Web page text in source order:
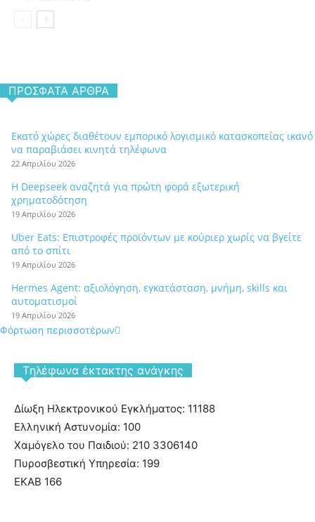
ΠΡΌΣΦΑΤΑ ΆΡΘΡΑ
Εκατό χώρες διαθέτουν εμπορικό λογισμικό κατασκοπείας ικανό
να παραβιάσει κινητά τηλέφωνα
22 Απριλίου 2026
Η Deepseek αναζητά για πρώτη φορά εξωτερική
χρηματοδότηση
19 Απριλίου 2026
Uber Eats: Επιστροφές προϊόντων με κούριερ χωρίς να βγείτε
από το σπίτι
19 Απριλίου 2026
Hermes Agent: αξιολόγηση, εγκατάσταση, μνήμη, skills και
αυτοματισμοί
19 Απριλίου 2026
Φόρτωση περισσοτέρων
Tηλέφωνα έκτακτης ανάγκης
Δίωξη Ηλεκτρονικού Εγκλήματος: 11188
Ελληνική Αστυνομία: 100
Χαμόγελο του Παιδιού: 210 3306140
Πυροσβεστική Υπηρεσία: 199
ΕΚΑΒ 166